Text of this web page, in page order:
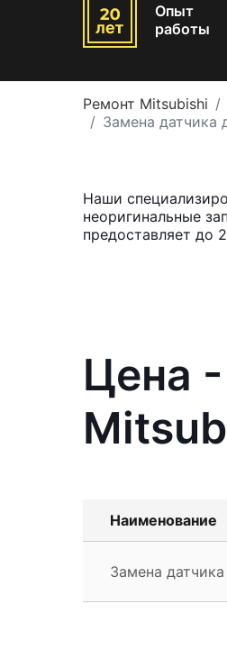
Опыт
работы
Ремонт Mitsubishi
Замена датчика
Наши
неоригинальные
предоставляет до
Цена
Наименование
Замена